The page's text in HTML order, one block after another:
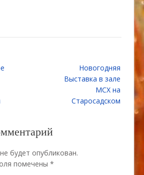
Новогодняя
Выставка в зале
МСХ на
Старосадском
будет опубликован.
помечены *